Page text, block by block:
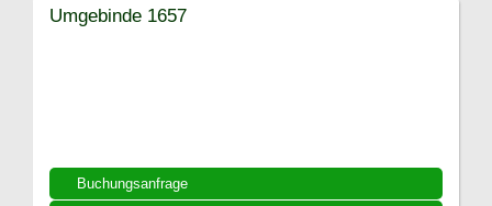
Buchungsanfrage
Umgebinde 1657